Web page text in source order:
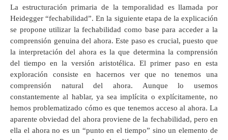
La estructuración primaria de la temporalidad es llamada por
Heidegger “fechabilidad”. En la siguiente etapa de la explicación
se propone utilizar la fechabilidad como base para acceder a la
comprensión genuina del ahora. Este paso es crucial, puesto que
la interpretación del ahora es la que determina la comprensión
del tiempo en la versión aristotélica. El primer paso en esta
exploración consiste en hacernos ver que no tenemos una
comprensión natural del ahora. Aunque lo usemos
constantemente al hablar, ya sea implícita o explícitamente, no
hemos problematizado cómo es que tenemos acceso al ahora. La
aparente obviedad del ahora proviene de la fechabilidad, pero en
ella el ahora no es un “punto en el tiempo” sino un elemento de